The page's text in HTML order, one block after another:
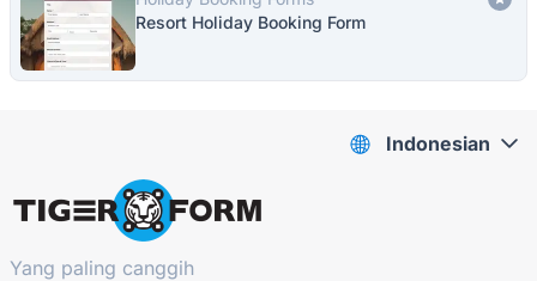
Resort Holiday Booking Form
Yang paling canggih
Indonesian